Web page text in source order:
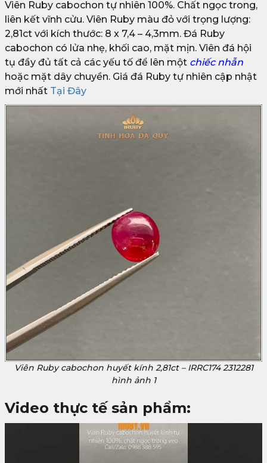
Viên Ruby cabochon tự nhiên 100%. Chất ngọc trong,
liên kết vĩnh cửu. Viên Ruby màu đỏ với trọng lượng:
2,81ct với kích thước: 8 x 7,4 – 4,3mm. Đá Ruby
cabochon có lửa nhẹ, khối cao, mặt mịn. Viên đá hội
tụ đầy đủ tất cả các yếu tố để lên một chiếc nhẫn
hoặc mặt dây chuyền. Giá đá Ruby tự nhiên cập nhật
mới nhất Tại Đây
Viên Ruby cabochon huyết kính 2,81ct – IRRC174 2312281
hình ảnh 1
Video thực tế sản phẩm: